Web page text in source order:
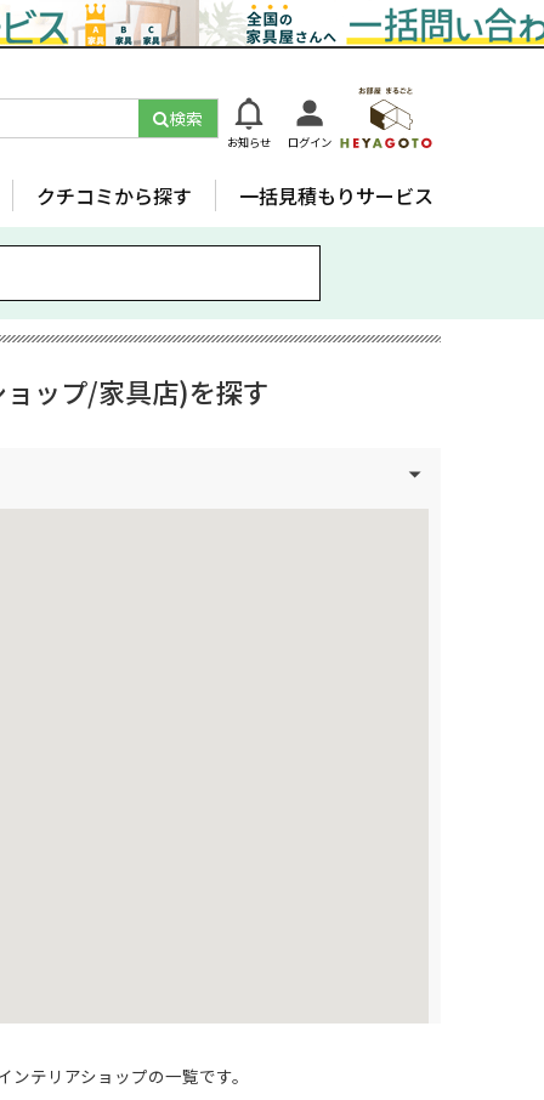
検索
お知らせ ログイン
クチコミから探す 一括見積もりサービス
ップ/家具店)を探す
テリアショップの一覧です。